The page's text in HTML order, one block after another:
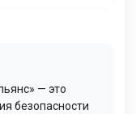
— это
безопасности